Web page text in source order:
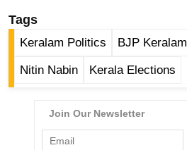
ग
त
बॉ
Tags
Keralam Politics BJP Keralam
Nitin Nabin Kerala Elections